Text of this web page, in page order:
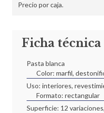
Precio por caja.
Ficha técnica
Pasta blanca
Color: marfil,
Uso: interiores,
Formato: rectangular
Superficie: 12 variaciones,